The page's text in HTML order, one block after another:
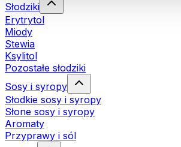
Słodziki
Erytrytol
Miody
Stewia
Ksylitol
Pozostałe słodziki
Sosy i syropy
Słodkie sosy i syropy
Słone sosy i syropy
Aromaty
Przyprawy i sól